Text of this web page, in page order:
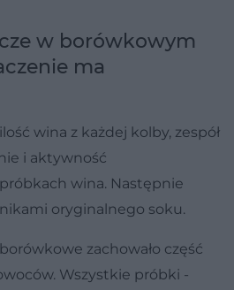
w borówkowym
ma
wina z każdej kolby, zespół
i aktywność
wina. Następnie
oryginalnego soku.
zachowało część
Wszystkie próbki -